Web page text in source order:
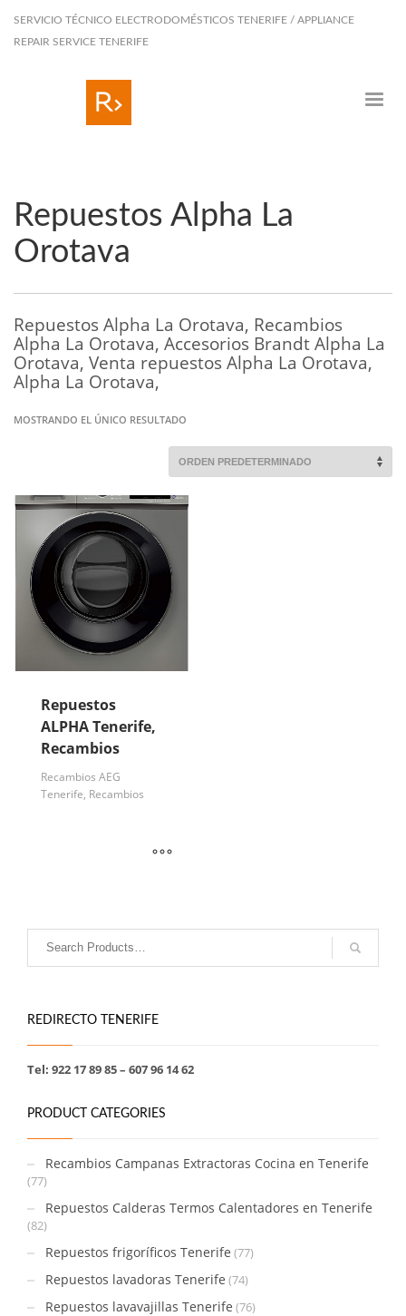
SERVICIO TÉCNICO ELECTRODOMÉSTICOS TENERIFE / APPLIANCE
REPAIR SERVICE TENERIFE
Repuestos Alpha La
Orotava
Repuestos Alpha La Orotava, Recambios
Alpha La Orotava, Accesorios Brandt Alpha La
Orotava, Venta repuestos Alpha La Orotava,
Alpha La Orotava,
MOSTRANDO EL ÚNICO RESULTADO
Repuestos
ALPHA Tenerife,
Recambios
Recambios AEG
Tenerife, Recambios
REDIRECTO TENERIFE
Tel: 922 17 89 85 – 607 96 14 62
PRODUCT CATEGORIES
Recambios Campanas Extractoras Cocina en Tenerife
(77)
Repuestos Calderas Termos Calentadores en Tenerife
(82)
Repuestos frigoríficos Tenerife (77)
Repuestos lavadoras Tenerife (74)
Repuestos lavavajillas Tenerife (76)